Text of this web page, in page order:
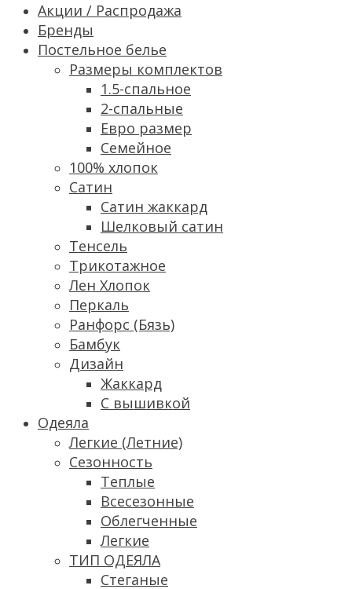
Акции / Распродажа
Бренды
Постельное белье
Размеры комплектов
1.5-спальное
2-спальные
Евро размер
Семейное
100% хлопок
Сатин
Cатин жаккард
Шелковый сатин
Тенсель
Трикотажное
Лен Хлопок
Перкаль
Ранфорс (Бязь)
Бамбук
Дизайн
Жаккард
С вышивкой
Одеяла
Легкие (Летние)
Сезонность
Теплые
Всесезонные
Облегченные
Легкие
ТИП ОДЕЯЛА
Стеганые